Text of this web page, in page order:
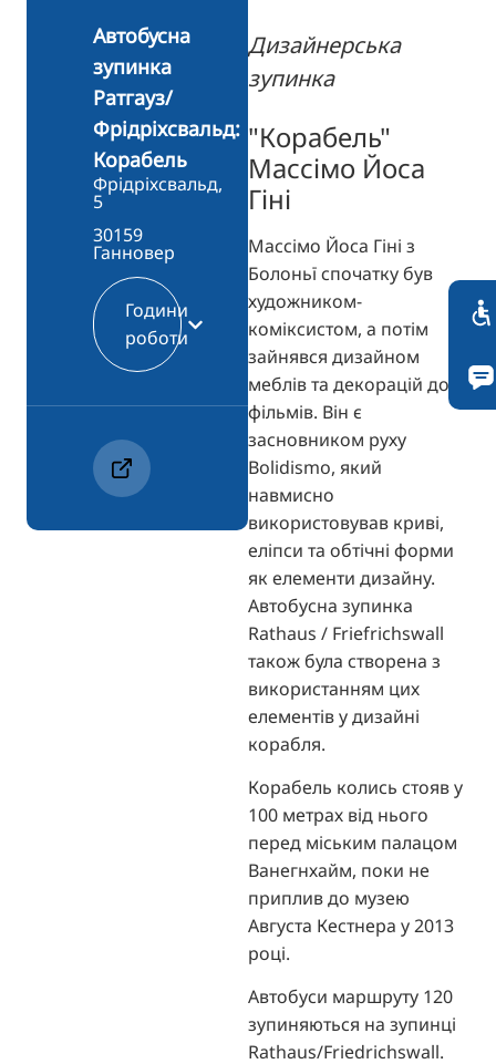
Дизайнерська
зупинка
"Корабель"
Массімо Йоса
Гіні
Массімо Йоса Гіні з
Болоньї спочатку був
художником-
коміксистом, а потім
зайнявся дизайном
меблів та декорацій до
фільмів. Він є
засновником руху
Bolidismo, який
навмисно
використовував криві,
еліпси та обтічні форми
як елементи дизайну.
Автобусна зупинка
Rathaus / Friefrichswall
також була створена з
використанням цих
елементів у дизайні
корабля.
Корабель колись стояв у
100 метрах від нього
перед міським палацом
Ванегнхайм, поки не
приплив до музею
Августа Кестнера у 2013
році.
Автобуси маршруту 120
зупиняються на зупинці
Rathaus/Friedrichswall.
Автобусна
зупинка
Ратгауз/
Фрідріхсвальд:
Корабель
Фрідріхсвальд,
5
30159
Ганновер
Години
роботи